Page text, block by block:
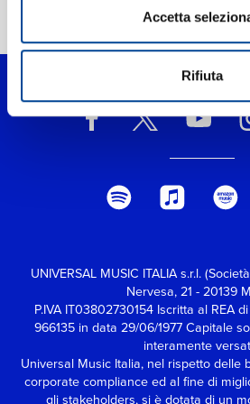
Accetta
Rifiuta
Varèse: Arcana;
UNIVERSAL MUSIC ITALIA s.r.l.
Nervesa, 21 - 20139
P.IVA IT03802730154 Iscritta al REA
966135 in data 29/06/1977 Capitale
interamente
Universal Music Italia, nel rispetto delle
corporate compliance ed al fine di
gli stakeholders, si è dotata di un